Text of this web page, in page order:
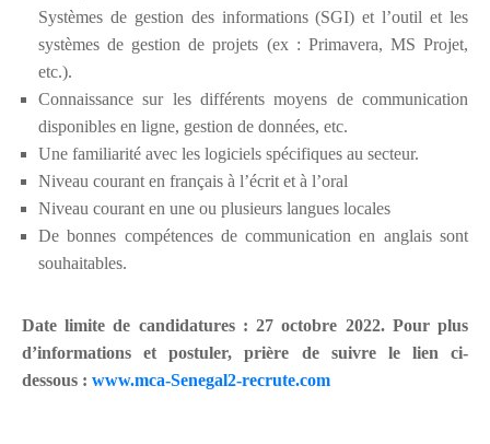
Systèmes de gestion des informations (SGI) et l’outil et les
systèmes de gestion de projets (ex : Primavera, MS Projet,
etc.).
Connaissance sur les différents moyens de communication
disponibles en ligne, gestion de données, etc.
Une familiarité avec les logiciels spécifiques au secteur.
Niveau courant en français à l’écrit et à l’oral
Niveau courant en une ou plusieurs langues locales
De bonnes compétences de communication en anglais sont
souhaitables.
Date limite de candidatures : 27 octobre 2022. Pour plus
d’informations et postuler, prière de suivre le lien ci-
dessous : www.mca-Senegal2-recrute.com